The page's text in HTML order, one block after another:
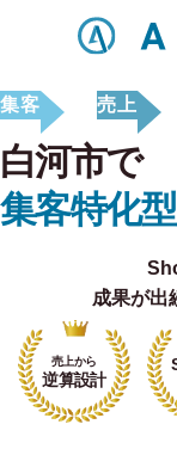
事業内容
ECサイト制
あっ！と おどろく
SERVICE
事業概要
集客 売上
白河市で
集客特化型
成果が出
売上から
逆算設計